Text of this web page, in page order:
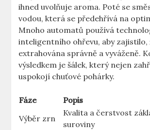
ihned ‌uvolňuje aroma. Poté ‍se​
vodou, která se předehřívá na
Mnoho automatů‍ používá
inteligentního ohřevu, aby zajistilo,
extrahována správně⁣ a vyváženě.
výsledkem je⁢ šálek, který nejen
uspokojí chuťové pohárky.
Fáze
Popis
Výběr zrn
Kvalita a ⁢čerstvost
suroviny